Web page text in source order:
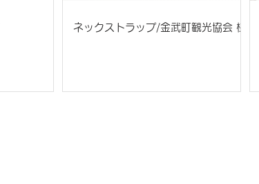
ネックストラップ/金武町観光協会 様